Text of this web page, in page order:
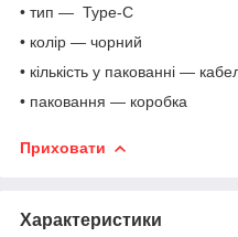
• тип — Type-C
• колір — чорний
• кількість у пакованні —
• паковання — коробка
Приховати
Характеристики